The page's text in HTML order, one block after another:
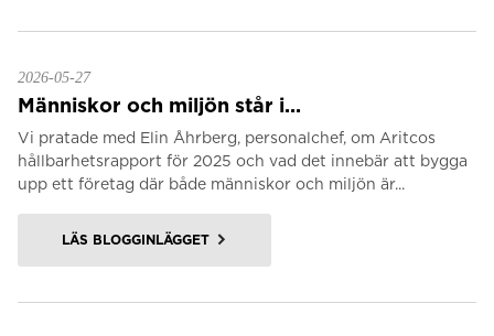
2026-05-27
Människor och miljön står i...
Vi pratade med Elin Åhrberg, personalchef, om Aritcos
hållbarhetsrapport för 2025 och vad det innebär att bygga
upp ett företag där både människor och miljön är...
LÄS BLOGGINLÄGGET